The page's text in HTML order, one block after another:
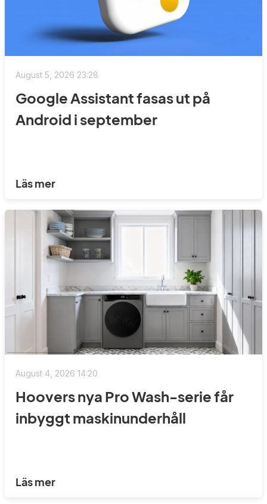
August 5, 2026 23:28
Google Assistant fasas ut på
Android i september
Läs mer
August 4, 2026 14:20
Hoovers nya Pro Wash-serie får
inbyggt maskinunderhåll
Läs mer